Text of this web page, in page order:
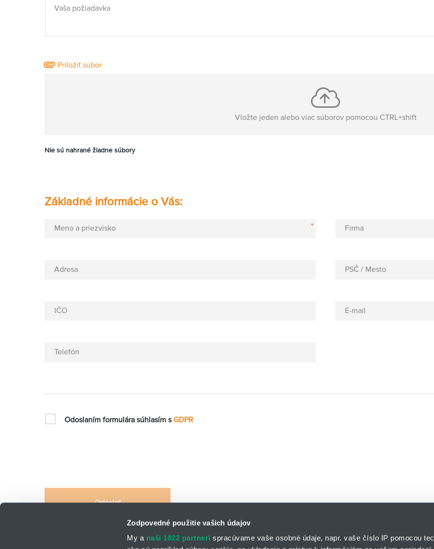
Zodpovedné použitie vašich údajov
My a naši 1022 partneri spracúvame vaše osobné údaje, napr. vaše číslo IP pomocou
Vaša požiadavka
Priložiť súbor
Vložte jeden alebo viac súborov pomocou CTRL+shift
Nie sú nahrané žiadne súbory
Základné informácie o Vás:
Meno a priezvisko *
Adresa
IČO
Telefón
Firma
PSČ / Mesto
E-mail
Odoslaním formulára súhlasím sGDPR
Odoslať
Táto stránka je chránená systémom reCAPTCHA a platí na ňu nasledujúce